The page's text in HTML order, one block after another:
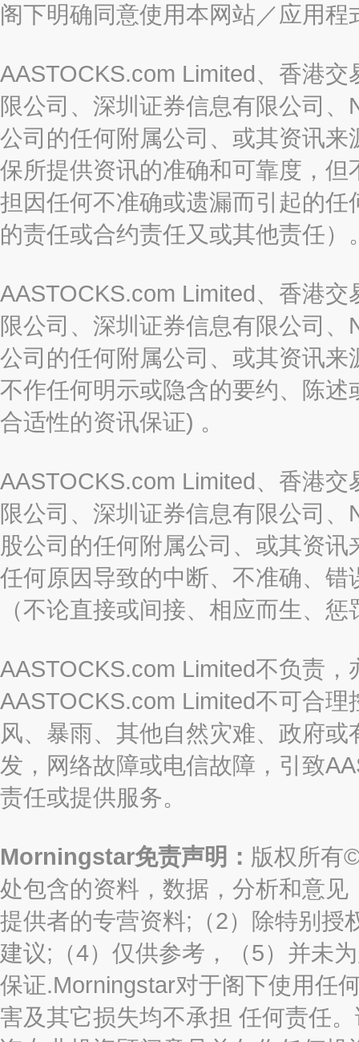
阁下明确同意使用本网站／应用
AASTOCKS.com Limited、香港
限公司、深圳证券信息有限公司
公司的任何附属公司、或其资讯
保所提供资讯的准确和可靠度，
担因任何不准确或遗漏而引起的
的责任或合约责任又或其他责任）
AASTOCKS.com Limited、香港
限公司、深圳证券信息有限公司
公司的任何附属公司、或其资讯
不作任何明示或隐含的要约、陈
合适性的资讯保证) 。
AASTOCKS.com Limited、香港
限公司、深圳证券信息有限公司
股公司的任何附属公司、或其资
任何原因导致的中断、不准确、
（不论直接或间接、相应而生、
AASTOCKS.com Limited不负责
AASTOCKS.com Limited不可合
风、暴雨、其他自然灾难、政府
发，网络故障或电信故障，引致
责任或提供服务。
Morningstar免责声明： 版权所有
处包含的资料，数据，分析和意见
提供者的专营资料;（2）除特别授
建议;（4）仅供参考，（5）并未
保证.Morningstar对于阁下使用任
害及其它损失均不承担 任何责任